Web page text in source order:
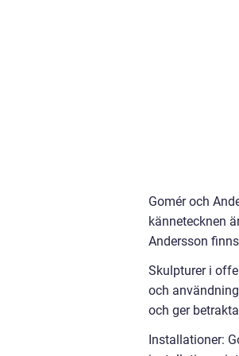
Gomér och
kännetecknen
Andersson
Skulpturer i
och
och ger
Installationer: